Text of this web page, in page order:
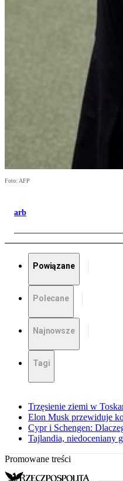
Foto: AFP
arb
Powiązane
Polecane
Najnowsze
Tagi
Trzęsienie ziemi w
Elon Musk przewiduje
Cypr i Schengen:
Tajlandia, niedoceniany
Promowane treści